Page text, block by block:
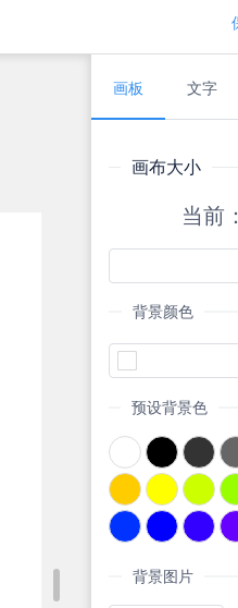
画板 文字
画布大小
当前
背景颜色
预设背景色
背景图片